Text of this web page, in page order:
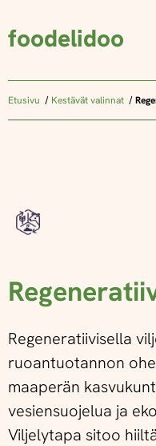
foodelidoo
Etusivu Kestävät valinnat
Regeneratiivisella
ruoantuotannon
maaperän
vesiensuojelua ja
Viljelytapa sitoo